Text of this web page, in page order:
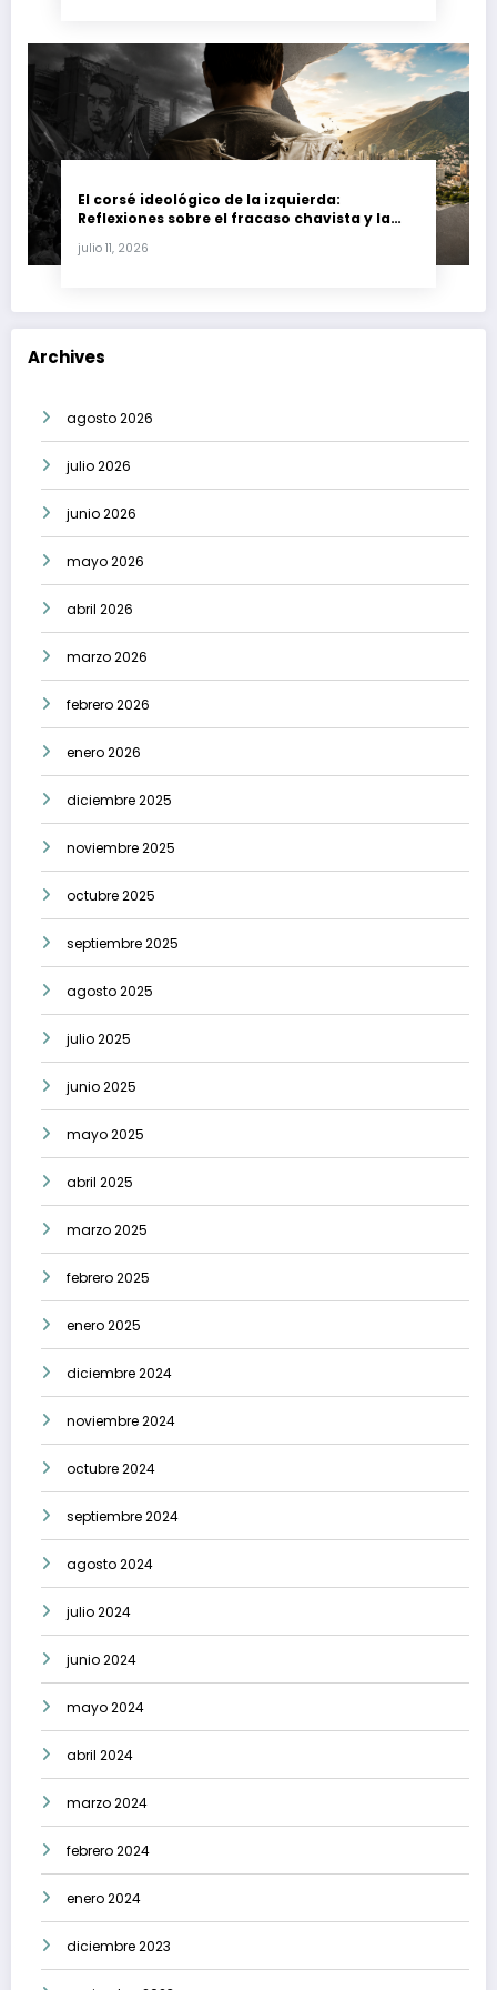
El corsé ideológico de la izquierda:
Reflexiones sobre el fracaso chavista y la
julio 11, 2026
Archives
agosto 2026
julio 2026
junio 2026
mayo 2026
abril 2026
marzo 2026
febrero 2026
enero 2026
diciembre 2025
noviembre 2025
octubre 2025
septiembre 2025
agosto 2025
julio 2025
junio 2025
mayo 2025
abril 2025
marzo 2025
febrero 2025
enero 2025
diciembre 2024
noviembre 2024
octubre 2024
septiembre 2024
agosto 2024
julio 2024
junio 2024
mayo 2024
abril 2024
marzo 2024
febrero 2024
enero 2024
diciembre 2023